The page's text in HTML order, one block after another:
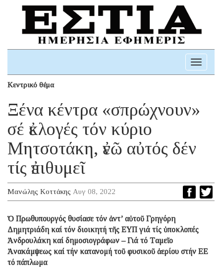
Toggle
Κεντρικό θέμα
Ξένα κέντρα «σπρώχνουν»
σέ ἐκλογές τόν κύριο
Μητσοτάκη, ἐνῶ αὐτός δέν
τίς ἐπιθυμεῖ
Μανώλης Κοττάκης Αυγ 08, 2022
Ὁ Πρωθυπουργός θυσίασε τόν ἀντ’ αὐτοῦ Γρηγόρη
Δημητριάδη καί τόν διοικητή τῆς ΕΥΠ γιά τίς ὑποκλοπές
Ἀνδρουλάκη καί δημοσιογράφων – Γιά τό Tαμεῖο
Ἀνακάμψεως καί τήν κατανομή τοῦ φυσικοῦ ἀερίου στήν ΕΕ
τό πάπλωμα